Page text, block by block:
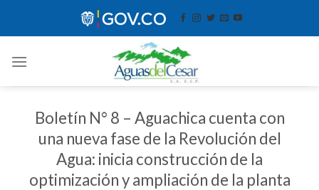
Boletín N° 8 – Aguachica cuenta con
una nueva fase de la Revolución del
Agua: inicia construcción de la
optimización y ampliación de la planta